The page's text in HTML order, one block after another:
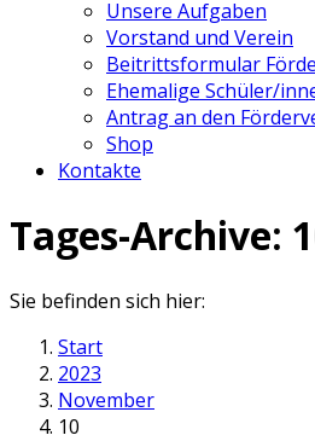
Unsere Aufgaben
Vorstand und Verein
Beitrittsformular
Ehemalige Schüler/
Antrag an den
Shop
Kontakte
Tages-Archive:
Sie befinden sich hier:
Start
2023
November
10